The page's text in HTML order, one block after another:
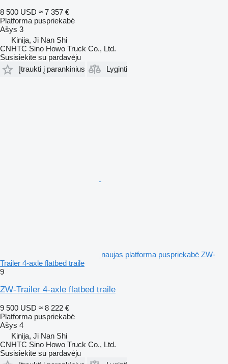
8 500 USD ≈ 7 357 €
Platforma puspriekabė
Ašys 3
Kinija, Ji Nan Shi
CNHTC Sino Howo Truck Co., Ltd.
Susisiekite su pardavėju
Įtraukti į parankinius
Lyginti
naujas platforma puspriekabė ZW-
Trailer 4-axle flatbed traile
9
ZW-Trailer 4-axle flatbed traile
9 500 USD ≈ 8 222 €
Platforma puspriekabė
Ašys 4
Kinija, Ji Nan Shi
CNHTC Sino Howo Truck Co., Ltd.
Susisiekite su pardavėju